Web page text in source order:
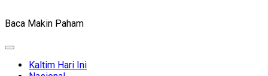
Baca Makin Paham
Expand
Kaltim Hari Ini